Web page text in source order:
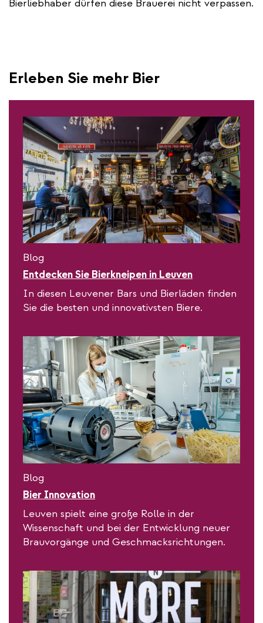
Bierliebhaber dürfen diese Brauerei nicht verpassen.
Erleben Sie mehr Bier
Blog
Entdecken Sie Bierkneipen in Leuven
In diesen Leuvener Bars und Bierläden finden
Sie die besten und innovativsten Biere.
Blog
Bier Innovation
Leuven spielt eine große Rolle in der
Wissenschaft und bei der Entwicklung neuer
Brauvorgänge und Geschmacksrichtungen.